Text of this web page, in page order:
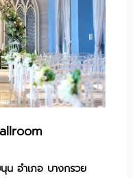
อำเภอ บางกรวย